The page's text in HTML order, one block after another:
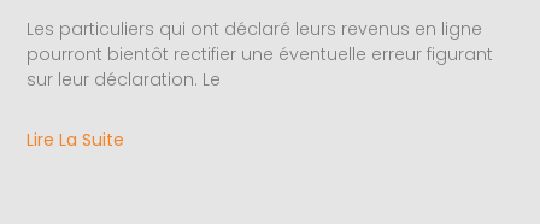
Les particuliers qui ont déclaré leurs revenus en ligne
pourront bientôt rectifier une éventuelle erreur figurant
sur leur déclaration. Le
Lire La Suite